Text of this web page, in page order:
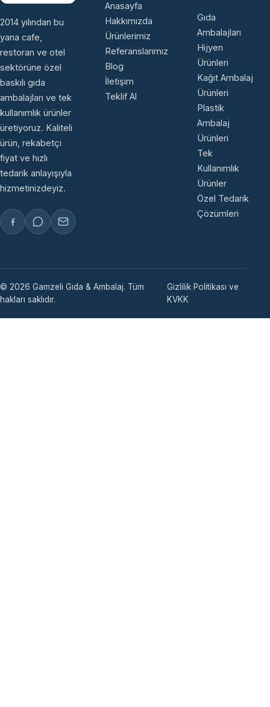
2014 yılından bu
yana cafe,
restoran ve otel
sektörüne özel
baskılı gıda
ambalajları ve tek
kullanımlık ürünler
üretiyoruz. Kaliteli
ürün, rekabetçi
fiyat ve hızlı
tedarik anlayışıyla
hizmetinizdeyiz.
Anasayfa
Hakkımızda
Ürünlerimiz
Referanslarımız
Blog
İletişim
Teklif Al
Gıda
Ambalajları
Hijyen
Ürünleri
Kağıt Ambalaj
Ürünleri
Plastik
Ambalaj
Ürünleri
Tek
Kullanımlık
Ürünler
Özel Tedarik
Çözümleri
© 2026 Gamzeli Gıda & Ambalaj. Tüm
hakları saklıdır.
Gizlilik Politikası ve
KVKK